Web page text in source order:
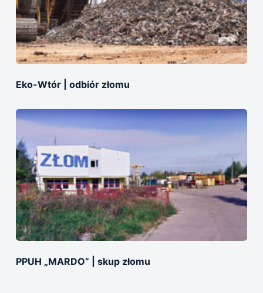
Eko-Wtór | odbiór złomu
PPUH „MARDO” | skup złomu